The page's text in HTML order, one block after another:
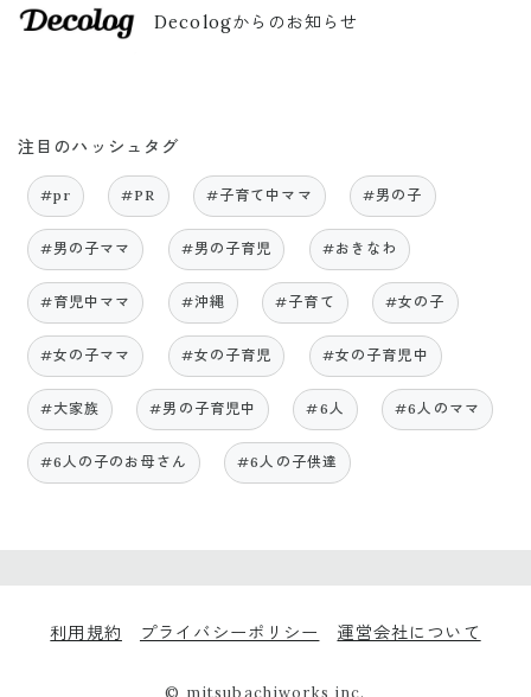
Decologからのお知らせ
注目のハッシュタグ
#pr #PR #子育て中ママ #男の子
#男の子ママ #男の子育児 #おきなわ
#育児中ママ #沖縄 #子育て #女の子
#女の子ママ #女の子育児 #女の子育児中
#大家族 #男の子育児中 #6人 #6人のママ
#6人の子のお母さん #6人の子供達
利用規約 プライバシーポリシー 運営会社について
© mitsubachiworks inc.